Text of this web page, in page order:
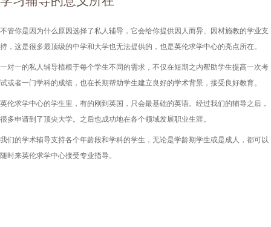
不管你是因为什么原因选择了私人辅导，它会给你提供因人而异、因材施教的学业支
持，这是很多最顶级的中学和大学也无法提供的，也是英伦求学中心的亮点所在。
一对一的私人辅导植根于每个学生不同的需求，不仅在短期之内帮助学生提高一次考
试或者一门学科的成绩，也在长期帮助学生建立良好的学术背景，接受良好教育。
英伦求学中心的学生里，有的刚到英国，只会最基础的英语。经过我们的辅导之后，
很多申请到了顶尖大学。之后也成功地在各个领域发展职业生涯。
我们的学术辅导支持各个年龄段和学科的学生，无论是学龄期学生或是成人，都可以
随时来英伦求学中心接受专业指导。